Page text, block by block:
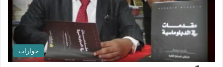
حوارات